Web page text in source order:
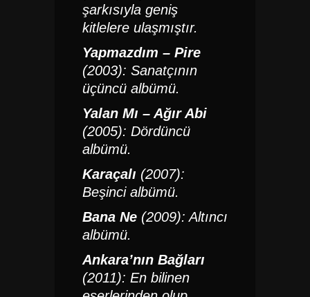
şarkısıyla geniş
kitlelere ulaşmıştır.
Yapmazdım – Pire
(2003): Sanatçının
üçüncü albümü.
Yalan Mı – Ağır Abi
(2005): Dördüncü
albümü.
Karaçalı (2007):
Beşinci albümü.
Bana Ne (2009):Altıncı
albümü.
Ankara’nın Bağları
(2011): En bilinen